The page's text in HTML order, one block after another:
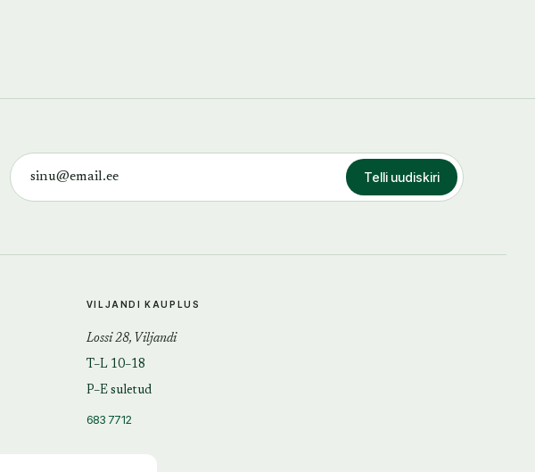
Telli uudiskiri
VILJANDI KAUPLUS
Lossi 28, Viljandi
T–L 10–18
P–E suletud
683 7712